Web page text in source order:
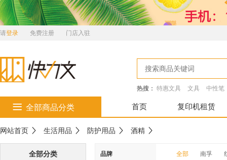
请登录 免费注册 门店入驻
热搜： 特惠文具 文具 中性笔
全部商品分类 首页 复印机租赁
网站首页 生活用品 防护用品 酒精
全部分类 品牌 全部 南孚